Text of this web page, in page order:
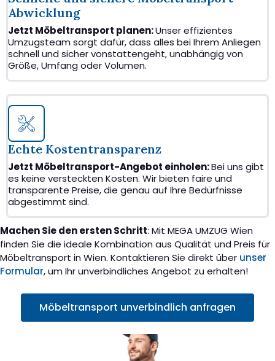
Abwicklung
Jetzt Möbeltransport planen:Unser effizientes
Umzugsteam sorgt dafür, dass alles bei Ihrem Anliegen
schnell und sicher vonstattengeht, unabhängig von
Größe, Umfang oder Volumen.
Echte Kostentransparenz
Jetzt Möbeltransport-Angebot einholen:Bei uns gibt
es keine versteckten Kosten. Wir bieten faire und
transparente Preise, die genau auf Ihre Bedürfnisse
abgestimmt sind.
Machen Sie den ersten Schritt: Mit MEGA UMZUG Wien
finden Sie die ideale Kombination aus Qualität und Preis für
Möbeltransport in Wien. Kontaktieren Sie direkt über unser
Formular, um Ihr unverbindliches Angebot zu erhalten!
Möbeltransport unverbindlich anfragen